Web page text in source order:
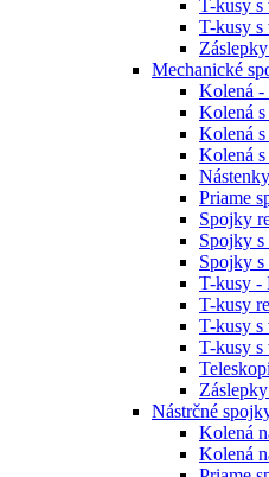
T-kusy s
T-kusy s
Mechanické
Kolená -
Kolená
Kolená
Kolená
Priame
Spojky
Spojky
Spojky
T-kusy -
T-kusy
T-kusy s
T-kusy s
Nástrčné
Kolená
Kolená